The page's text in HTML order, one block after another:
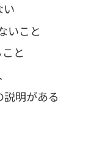
い
いこと
と
明がある